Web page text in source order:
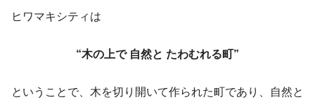
ヒワマキシティは
“木の上で 自然と たわむれる町”
ということで、木を切り開いて作られた町であり、自然と